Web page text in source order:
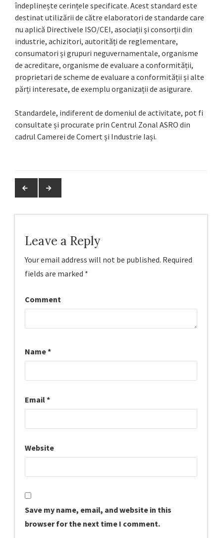
îndeplinește cerințele specificate. Acest standard este
destinat utilizării de către elaboratori de standarde care
nu aplică Directivele ISO/CEI, asociații și consorții din
industrie, achizitori, autorități de reglementare,
consumatori și grupuri neguvernamentale, organisme
de acreditare, organisme de evaluare a conformității,
proprietari de scheme de evaluare a conformității și alte
părți interesate, de exemplu organizații de asigurare.
Standardele, indiferent de domeniul de activitate, pot fi
consultate și procurate prin Centrul Zonal ASRO din
cadrul Camerei de Comert și Industrie Iași.
Leave a Reply
Your email address will not be published. Required
fields are marked *
Comment
Name*
Email*
Website
Save my name, email, and website in this
browser for the next time I comment.